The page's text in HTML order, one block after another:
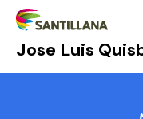
Jose Luis